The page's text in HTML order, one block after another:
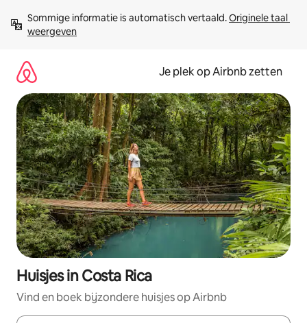
direct
naar
Sommige informatie is automatisch vertaald. Originele taal
weergeven
Je plek op Airbnb zetten
Huisjes in Costa Rica
Vind en boek bijzondere huisjes op Airbnb